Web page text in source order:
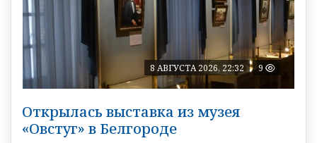
8 АВГУСТА 2026, 22:32 9
Открылась выставка из музея
«Овстуг» в Белгороде